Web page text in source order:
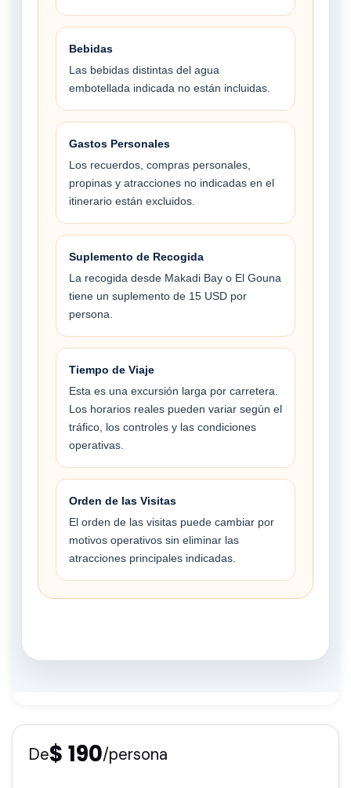
Bebidas
Las bebidas distintas del agua
embotellada indicada no están incluidas.
Gastos Personales
Los recuerdos, compras personales,
propinas y atracciones no indicadas en el
itinerario están excluidos.
Suplemento de Recogida
La recogida desde Makadi Bay o El Gouna
tiene un suplemento de 15 USD por
persona.
Tiempo de Viaje
Esta es una excursión larga por carretera.
Los horarios reales pueden variar según el
tráfico, los controles y las condiciones
operativas.
Orden de las Visitas
El orden de las visitas puede cambiar por
motivos operativos sin eliminar las
atracciones principales indicadas.
De$ 190/persona